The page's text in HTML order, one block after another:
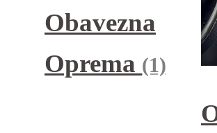
Obavezna
Oprema (1)